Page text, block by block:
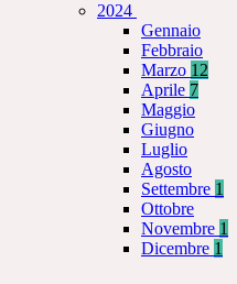
2024
Gennaio
Febbraio
Marzo 12
Aprile 7
Maggio
Giugno
Luglio
Agosto
Settembre 1
Ottobre
Novembre 1
Dicembre 1